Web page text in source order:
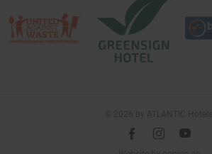
© 2026 by ATLANTIC Hotels
l é m